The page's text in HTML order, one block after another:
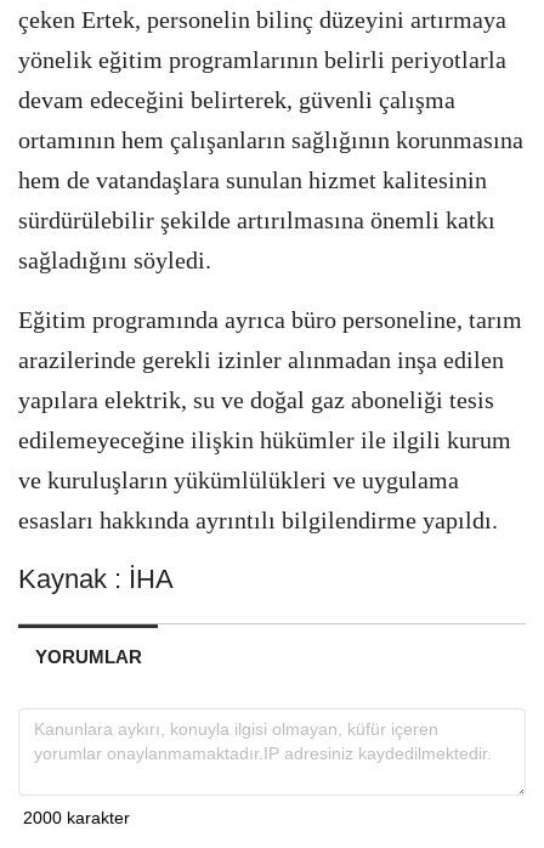
çeken Ertek, personelin bilinç düzeyini artırmaya
yönelik eğitim programlarının belirli periyotlarla
devam edeceğini belirterek, güvenli çalışma
ortamının hem çalışanların sağlığının korunmasına
hem de vatandaşlara sunulan hizmet kalitesinin
sürdürülebilir şekilde artırılmasına önemli katkı
sağladığını söyledi.
Eğitim programında ayrıca büro personeline, tarım
arazilerinde gerekli izinler alınmadan inşa edilen
yapılara elektrik, su ve doğal gaz aboneliği tesis
edilemeyeceğine ilişkin hükümler ile ilgili kurum
ve kuruluşların yükümlülükleri ve uygulama
esasları hakkında ayrıntılı bilgilendirme yapıldı.
Kaynak : İHA
YORUMLAR